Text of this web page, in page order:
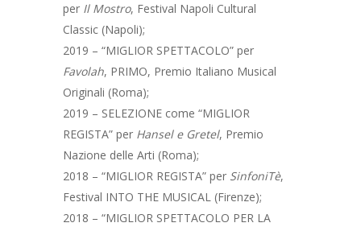
per Il Mostro, Festival Napoli Cultural
Classic (Napoli);
2019 – “MIGLIOR SPETTACOLO” per
Favolah, PRIMO, Premio Italiano Musical
Originali (Roma);
2019 – SELEZIONE come “MIGLIOR
REGISTA” per Hansel e Gretel, Premio
Nazione delle Arti (Roma);
2018 – “MIGLIOR REGISTA” per SinfoniTè,
Festival INTO THE MUSICAL (Firenze);
2018 – “MIGLIOR SPETTACOLO PER LA
I NOSTRI DOCENTI
COLLABORAZIONI
CORSO TRIENNALE DI
RECITAZIONE
CORSO UNDER 18
AMMISSIONE
CONTATTI
DIARIO DI BORDO